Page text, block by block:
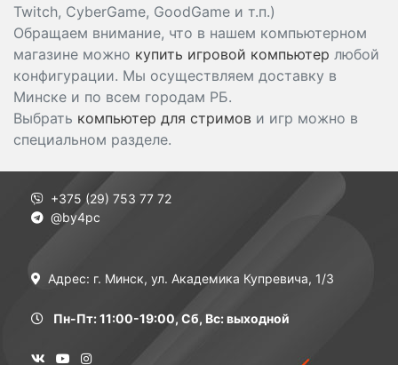
Twitch, CyberGame, GoodGame и т.п.)
Обращаем внимание, что в нашем компьютерном
магазине можно купить игровой компьютер любой
конфигурации. Мы осуществляем доставку в
Минске и по всем городам РБ.
Выбрать компьютер для стримов и игр можно в
специальном разделе.
+375 (29) 753 77 72
@by4pc
Адрес: г. Минск, ул. Академика Купревича, 1/3
Пн-Пт: 11:00-19:00, Сб, Вс: выходной